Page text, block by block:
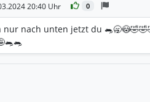
20:40 Uhr 0
nach unten jetzt du